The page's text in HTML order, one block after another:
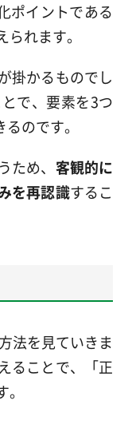
ポイントである
れます。
掛かるものでし
で、要素を3つ
のです。
め、 客観的に
を再認識するこ
法を見ていきま
ることで、「正